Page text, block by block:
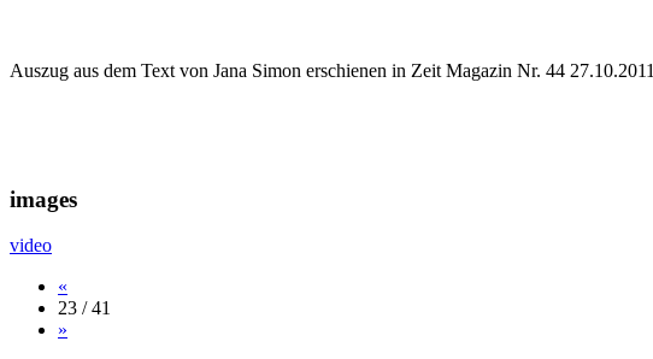
Auszug aus dem Text von Jana Simon erschienen in Zeit Magazin Nr. 44 27.10.2011
images
video
«
23 / 41
»